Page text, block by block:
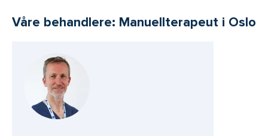
Våre behandlere: Manuellterapeut i Oslo